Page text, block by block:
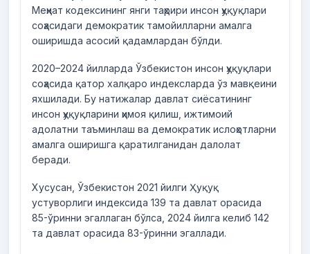
Меҳнат кодексининг янги таҳрири инсон ҳуқуқлари
соҳасидаги демократик тамойилларни амалга
оширишда асосий қадамлардан бўлди.
2020–2024 йилларда Ўзбекистон инсон ҳуқуқлари
соҳасида қатор халқаро индексларда ўз мавқеини
яхшилади. Бу натижалар давлат сиёсатининг
инсон ҳуқуқларини ҳимоя қилиш, ижтимоий
адолатни таъминлаш ва демократик ислоҳотларни
амалга оширишга қаратилганидан далолат
беради.
Хусусан, Ўзбекистон 2021 йилги Ҳуқуқ
устуворлиги индексида 139 та давлат орасида
85-ўринни эгаллаган бўлса, 2024 йилга келиб 142
та давлат орасида 83-ўринни эгаллади.